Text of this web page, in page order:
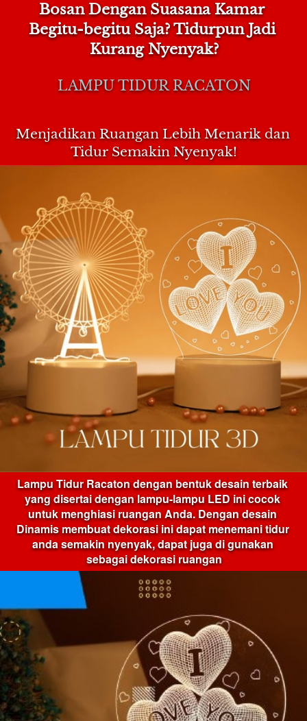
Bosan Dengan Suasana Kamar
Begitu-begitu Saja? Tidurpun Jadi
Kurang Nyenyak?
LAMPU TIDUR RACATON
Menjadikan Ruangan Lebih Menarik dan
Tidur Semakin Nyenyak!
Lampu Tidur Racaton dengan bentuk desain terbaik
yang disertai dengan lampu-lampu LED ini cocok
untuk menghiasi ruangan Anda. Dengan desain
Dinamis membuat dekorasi ini dapat menemani tidur
anda semakin nyenyak, dapat juga di gunakan
sebagai dekorasi ruangan